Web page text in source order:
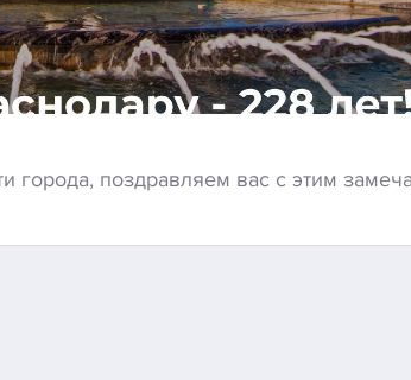
города, поздравляем вас с этим